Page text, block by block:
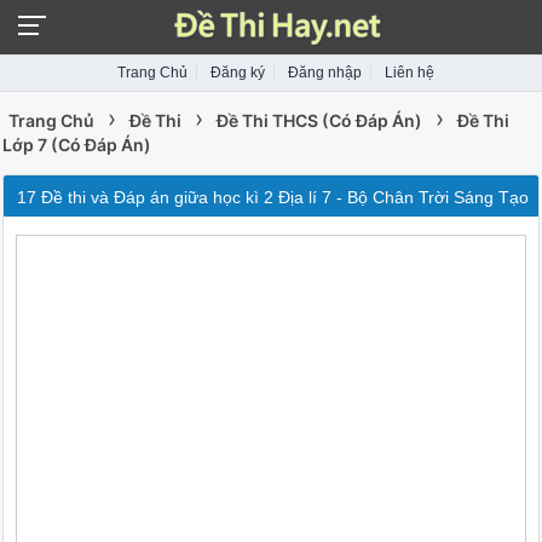
Trang Chủ Đăng ký Đăng nhập Liên hệ
Trang Chủ › Đề Thi › Đề Thi THCS (Có Đáp Án) ›
Đề Thi
Lớp 7 (Có Đáp Án)
17 Đề thi và Đáp án giữa học kì 2 Địa lí 7 - Bộ Chân Trời Sáng Tạo